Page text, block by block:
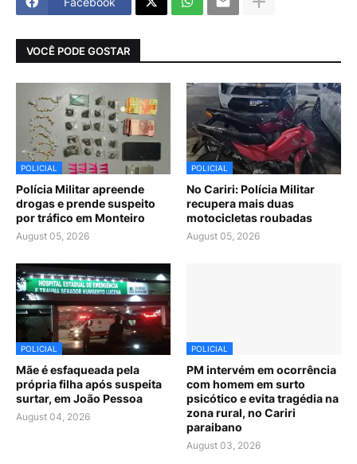
VOCÊ PODE GOSTAR
POLICIAL
Polícia Militar apreende
drogas e prende suspeito
por tráfico em Monteiro
August 05, 2026
POLICIAL
No Cariri: Polícia Militar
recupera mais duas
motocicletas roubadas
August 05, 2026
POLICIAL
Mãe é esfaqueada pela
própria filha após suspeita
surtar, em João Pessoa
August 04, 2026
POLICIAL
PM intervém em ocorrência
com homem em surto
psicótico e evita tragédia na
zona rural, no Cariri
paraibano
August 03, 2026